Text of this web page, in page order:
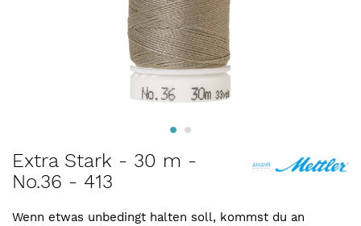
Anfang
der
springen
Extra Stark - 30 m -
No.36 - 413
Wenn etwas unbedingt halten soll, kommst du an